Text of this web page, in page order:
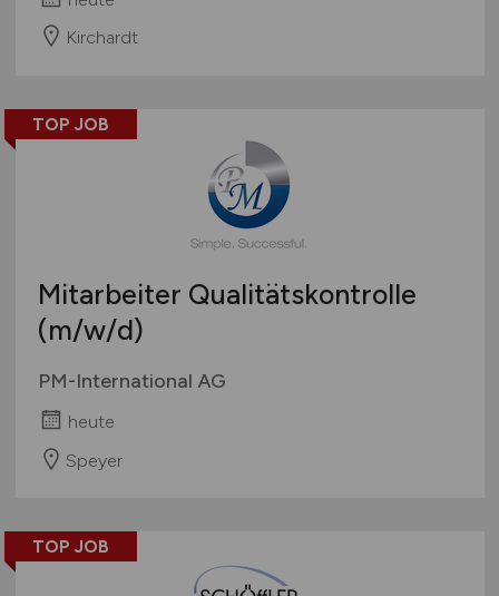
Kirchardt
TOP JOB
Mitarbeiter Qualitätskontrolle
(m/w/d)
PM-International AG
heute
Speyer
TOP JOB